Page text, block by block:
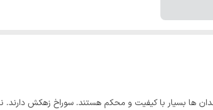
فلزی لاین سایز گلدان: 18 در 13 گلدان ها بسیار با کیفیت و محکم